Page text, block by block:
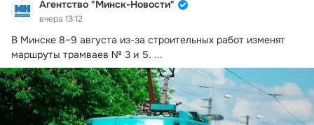
Агентство "Минск-Новости"
вчера 13:12
В Минске 8–9 августа из-за строительных работ изменят
маршруты трамваев № 3 и 5. ...